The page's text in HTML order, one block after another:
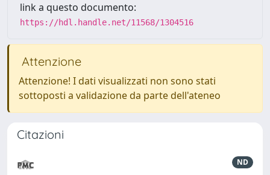
link a questo documento:
https://hdl.handle.net/11568/1304516
Attenzione
Attenzione! I dati visualizzati non sono stati
sottoposti a validazione da parte dell'ateneo
Citazioni
ND